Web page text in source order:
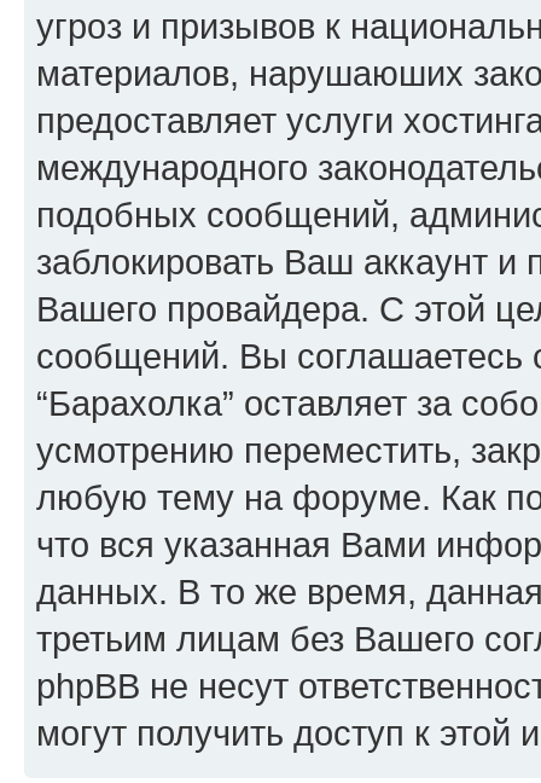
угроз и призывов к
материалов, нарушаюших
предоставляет услуги
международного
подобных сообщений,
заблокировать Ваш аккаунт и
Вашего провайдера. С этой
сообщений. Вы соглашаетесь
“Барахолка” оставляет за
усмотрению переместить,
любую тему на форуме. Как
что вся указанная Вами
данных. В то же время,
третьим лицам без Вашего
phpBB не несут
могут получить доступ к